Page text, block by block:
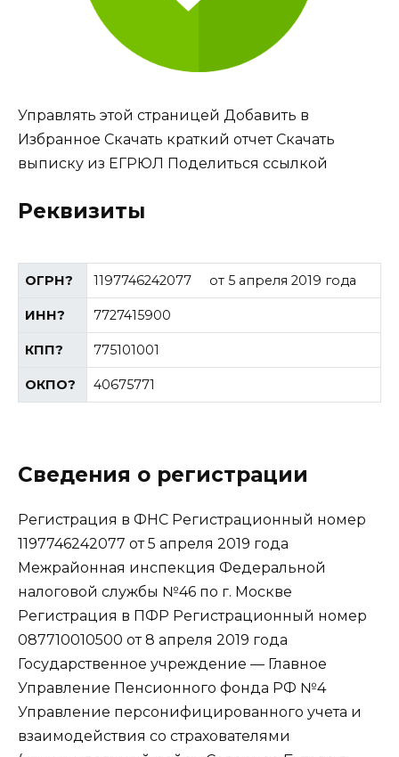
Управлять этой страницей Добавить в
Избранное Скачать краткий отчет Скачать
выписку из ЕГРЮЛ Поделиться ссылкой
Реквизиты
ОГРН? 1197746242077 от 5 апреля 2019 года
ИНН? 7727415900
КПП? 775101001
ОКПО? 40675771
Сведения о регистрации
Регистрация в ФНС Регистрационный номер
1197746242077 от 5 апреля 2019 года
Межрайонная инспекция Федеральной
налоговой службы №46 по г. Москве
Регистрация в ПФР Регистрационный номер
087710010500 от 8 апреля 2019 года
Государственное учреждение — Главное
Управление Пенсионного фонда РФ №4
Управление персонифицированного учета и
взаимодействия со страхователями